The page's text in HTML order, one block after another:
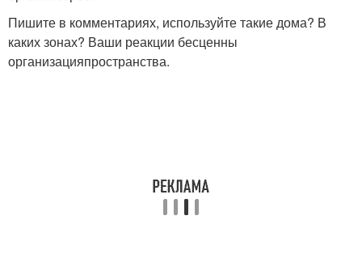
Пишите в комментариях, используйте такие дома? В
каких зонах? Ваши реакции бесценны
организацияпространства.